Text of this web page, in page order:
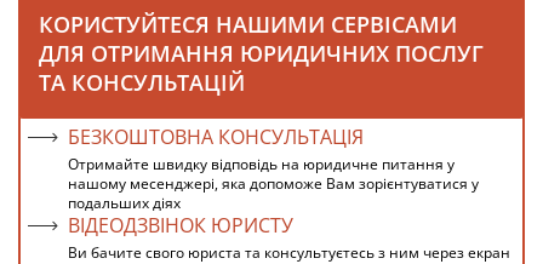
КОРИСТУЙТЕСЯ НАШИМИ СЕРВІСАМИ
ДЛЯ ОТРИМАННЯ ЮРИДИЧНИХ ПОСЛУГ
ТА КОНСУЛЬТАЦІЙ
БЕЗКОШТОВНА КОНСУЛЬТАЦІЯ
Отримайте швидку відповідь на юридичне питання у
нашому месенджері, яка допоможе Вам зорієнтуватися у
подальших діях
ВІДЕОДЗВІНОК ЮРИСТУ
Ви бачите свого юриста та консультуєтесь з ним через екран